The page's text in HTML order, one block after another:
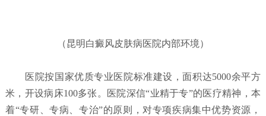
（昆明白癜风皮肤病医院内部环境）
医院按国家优质专业医院标准建设，面积达5000余平方
米，开设病床100多张。医院深信“业精于专”的医疗精神，本
着“专研、专病、专治”的原则，对专项疾病集中优势资源，